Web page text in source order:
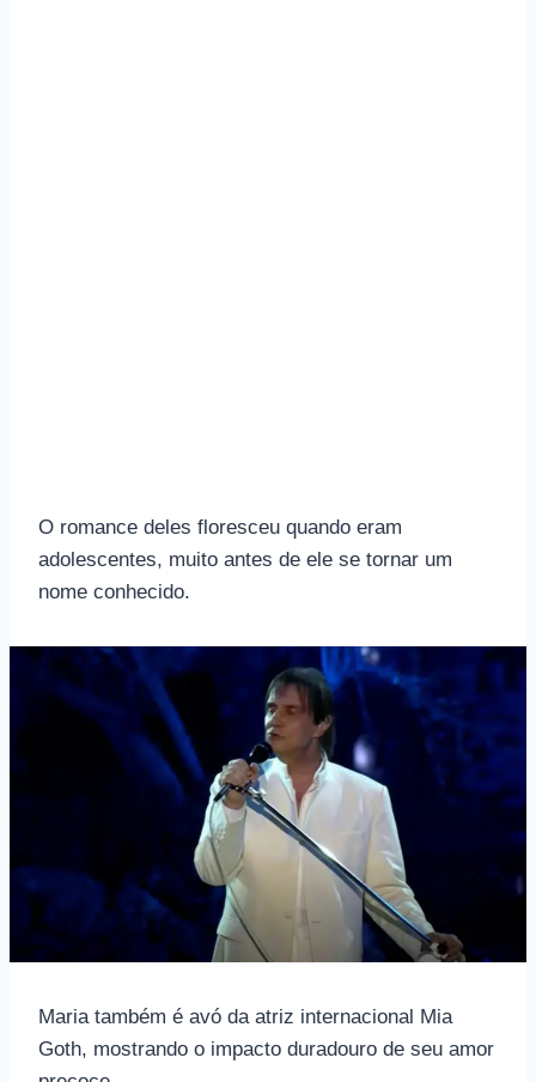
O romance deles floresceu quando eram
adolescentes, muito antes de ele se tornar um
nome conhecido.
Maria também é avó da atriz internacional Mia
Goth, mostrando o impacto duradouro de seu amor